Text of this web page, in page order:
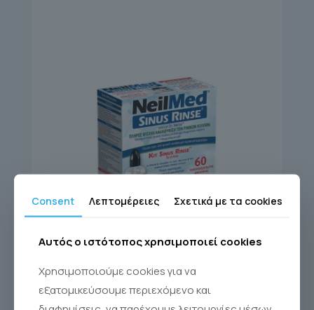
SINUS RINSE KIT 60
Sinus Rinse®
Consent Λεπτομέρειες Σχετικά με τα cookies
Αυτός ο ιστότοπος χρησιμοποιεί cookies
Χρησιμοποιούμε cookies για να
εξατομικεύσουμε περιεχόμενο και